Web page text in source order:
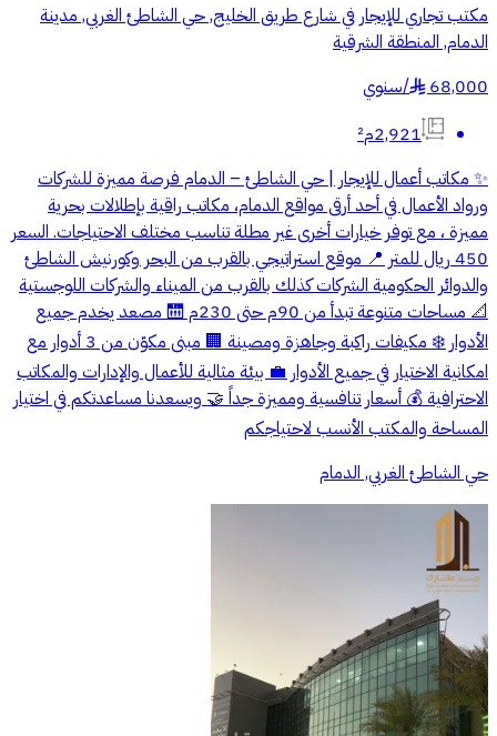
مكتب تجاري للإيجار في شارع طريق الخليج, حي الشاطئ الغربي, مدينة
الدمام, المنطقة الشرقية
68,000
§
/سنوي
2,921م²
✨ مكاتب أعمال للإيجار | حي الشاطئ – الدمام فرصة مميزة للشركات
ورواد الأعمال في أحد أرقى مواقع الدمام، مكاتب راقية بإطلالات بحرية
مميزة ، مع توفر خيارات أخرى غير مطلة تناسب مختلف الاحتياجات. السعر
450 ريال للمتر 📍 موقع استراتيجي بالقرب من البحر وكورنيش الشاطئ
والدوائر الحكومية الشركات كذلك بالقرب من الميناء والشركات اللوجستية
📐 مساحات متنوعة تبدأ من 90م حتى 230م 🛗 مصعد يخدم جميع
الأدوار ❄️ مكيفات راكبة وجاهزة ومصينة 🏢 مبنى مكوّن من 3 أدوار مع
امكانية الاختيار في جميع الأدوار 💼 بيئة مثالية للأعمال والإدارات والمكاتب
الاحترافية 💰 أسعار تنافسية ومميزة جداً 🤝 ويسعدنا مساعدتكم في اختيار
المساحة والمكتب الأنسب لاحتياجكم
حي الشاطئ الغربي, الدمام